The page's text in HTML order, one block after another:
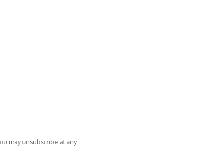
may unsubscribe at any